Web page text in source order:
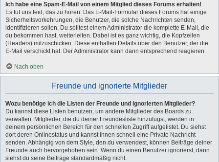
Ich habe eine Spam-E-Mail von einem Mitglied dieses Forums erhalten!
Es tut uns leid, das zu hören. Das E-Mail-Formular dieses Forums hat einige
Sicherheitsvorkehrungen, die Benutzer, die solche Nachrichten senden,
identifizieren sollen. Du solltest einem Administrator die komplette E-Mail, die
du bekommen hast, weiterleiten. Dabei ist es ganz wichtig, die Kopfzeilen
(Headers) mitzuschicken. Diese enthalten Details über den Benutzer, der die
E-Mail verschickt hat. Der Administrator kann dann entsprechend reagieren.
Nach oben
Freunde und ignorierte Mitglieder
Wozu benötige ich die Listen der Freunde und ignorierten Mitglieder?
Du kannst diese Listen benutzen, um andere Mitglieder des Boards zu
verwalten. Mitglieder, die du deiner Freundesliste hinzufügst, werden in
deinem persönlichen Bereich für den schnellen Zugriff aufgelistet. Du siehst
dort deren Onlinestatus und kannst ihnen schnell eine Private Nachricht
senden. Abhängig von dem Style, den du verwendest, können Beiträge deiner
Freunde auch hervorgehoben sein. Wenn du einen Benutzer ignorierst, dann
siehst du seine Beiträge standardmäßig nicht.